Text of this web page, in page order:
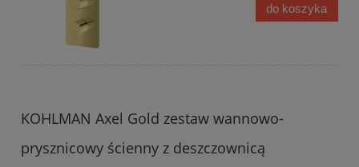
do koszyka
KOHLMAN Axel Gold zestaw wannowo-
prysznicowy ścienny z deszczownicą